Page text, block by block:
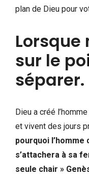
plan de Dieu pour
Lorsque
sur le
séparer.
Dieu a créé
et vivent des jours
pourquoi
s’attachera à sa
seule chair »